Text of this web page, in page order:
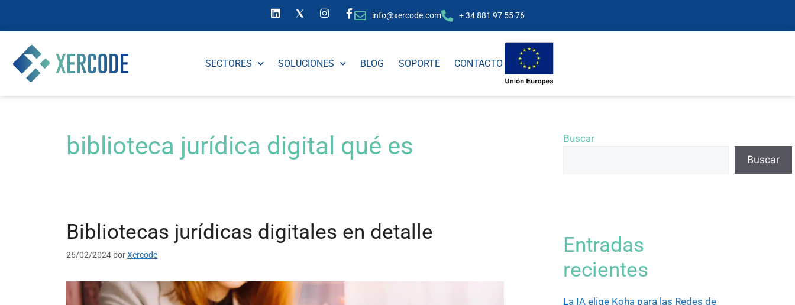
info@xercode.com + 34 881 97 55 76
SECTORES SOLUCIONES BLOG SOPORTE CONTACTO
biblioteca jurídica digital qué es
Bibliotecas jurídicas digitales en detalle
26/02/2024 porXercode
Buscar
Buscar
Entradas
recientes
La IA elige Koha para las Redes de